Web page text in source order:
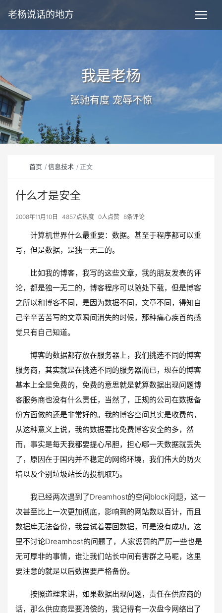
老杨说话的地方
我是老杨
张驰有度 宠辱不惊
首页 信息技术 正文
什么才是安全
2008年11月10日 4857点热度 0人点赞 8条评论
计算机世界什么最重要：数据。甚至于程序都可以重
写，但是数据，是独一无二的。
比如我的博客，我写的这些文章，我的朋友发表的评
论，都是独一无二的，博客程序可以随处下载，但是博客
之所以和博客不同，是因为数据不同，文章不同，得知自
己辛辛苦苦写的文章瞬间消失的时候，那种痛心疾首的感
觉只有自己知道。
博客的数据都存放在服务器上，我们挑选不同的博客
服务商，其实就是在挑选不同的服务器而已，现在的博客
基本上全是免费的，免费的意思就是就算数据出现问题博
客服务商也没有什么责任，当然了，正规的公司在数据备
份方面做的还是非常好的。我的博客空间其实是收费的，
从这种意义上说，我的数据要比免费博客安全的多，然
而，事实是每天我都要提心吊胆，担心哪一天数据就丢失
了，原因在于国内并不稳定的网络环境，我们伟大的防火
墙以及个别垃圾站长的投机取巧。
我已经两次遇到了Dreamhost的空间block问题，这一
次甚至比上一次更加彻底，影响到的网站数以百计，而且
数据库无法备份，我尝试着要回数据，可是没有成功。这
里不讨论Dreamhost的问题了，人家惩罚的严厉一些也是
无可厚非的事情，谁让我们站长中间有害群之马呢，这里
要注意的就是以后数据要严格备份。
按照道理来讲，如果数据出现问题，责任在供应商的
话，那么供应商是要赔偿的，我记得有一次盘今网络出了